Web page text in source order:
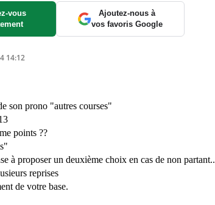
vous
Ajoutez-nous à
vos favoris Google
14:12
son prono "autres courses"
points ??
à proposer un deuxième choix en cas de non partant..
reprises
de votre base.